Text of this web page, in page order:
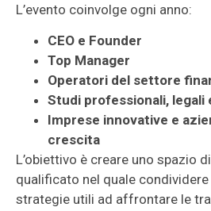
L’evento coinvolge ogni anno:
CEO e Founder
Top Manager
Operatori del settore
Studi professionali, legali
Imprese innovative e
crescita
L’obiettivo è creare uno spazio
qualificato nel quale condividere
strategie utili ad affrontare le